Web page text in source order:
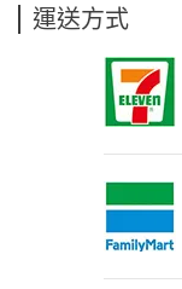
運送方式